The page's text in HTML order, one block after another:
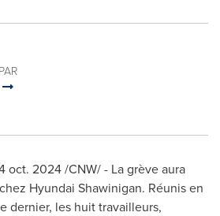
oct. 2024/CNW/ - La grève aura
Hyundai Shawinigan. Réunis en
dernier, les huit travailleurs,